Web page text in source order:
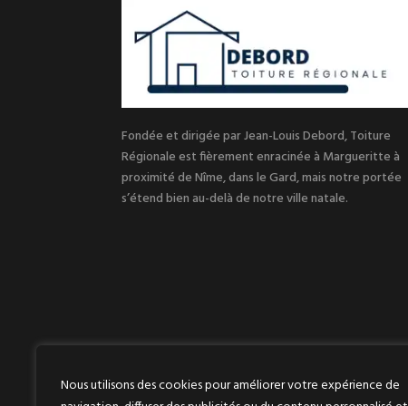
Nous utilisons des cookies pour améliorer votre expérience de
Fondée et dirigée par Jean-Louis Debord, Toiture
Régionale est fièrement enracinée à Margueritte à
proximité de Nîme, dans le Gard, mais notre portée
s’étend bien au-delà de notre ville natale.